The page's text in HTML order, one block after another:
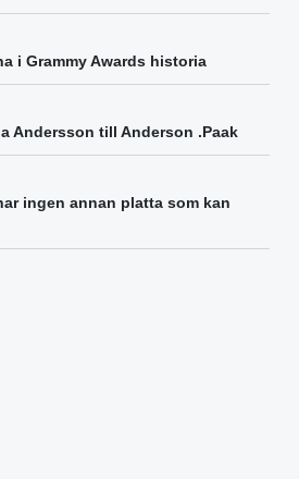
i Grammy Awards historia
Andersson till Anderson .Paak
ingen annan platta som kan